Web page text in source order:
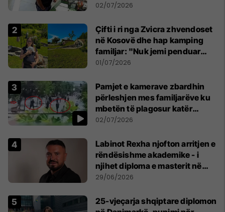
02/07/2026
Çifti i ri nga Zvicra zhvendoset
në Kosovë dhe hap kamping
familjar: "Nuk jemi penduar
asnjë ditë"
01/07/2026
Pamjet e kamerave zbardhin
përleshjen mes familjarëve ku
mbetën të plagosur katër
persona
02/07/2026
Labinot Rexha njofton arritjen e
rëndësishme akademike - i
njihet diploma e masterit në
Psikologji në Zvicër
29/06/2026
25-vjeçarja shqiptare diplomon